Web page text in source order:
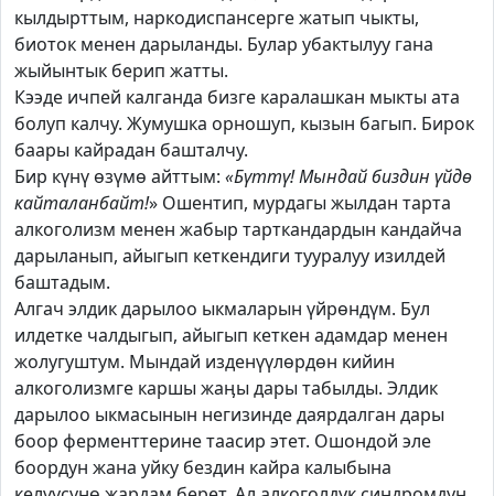
кылдырттым, наркодиспансерге жатып чыкты,
биоток менен дарыланды. Булар убактылуу гана
жыйынтык берип жатты.
Кээде ичпей калганда бизге каралашкан мыкты ата
болуп калчу. Жумушка орношуп, кызын багып. Бирок
баары кайрадан башталчу.
Бир күнү өзүмө айттым: «Бүттү! Мындай биздин үйдө
кайталанбайт!» Ошентип, мурдагы жылдан тарта
алкоголизм менен жабыр тарткандардын кандайча
дарыланып, айыгып кеткендиги тууралуу изилдей
баштадым.
Алгач элдик дарылоо ыкмаларын үйрөндүм. Бул
илдетке чалдыгып, айыгып кеткен адамдар менен
жолугуштум. Мындай изденүүлөрдөн кийин
алкоголизмге каршы жаӊы дары табылды. Элдик
дарылоо ыкмасынын негизинде даярдалган дары
боор ферменттерине таасир этет. Ошондой эле
боордун жана уйку бездин кайра калыбына